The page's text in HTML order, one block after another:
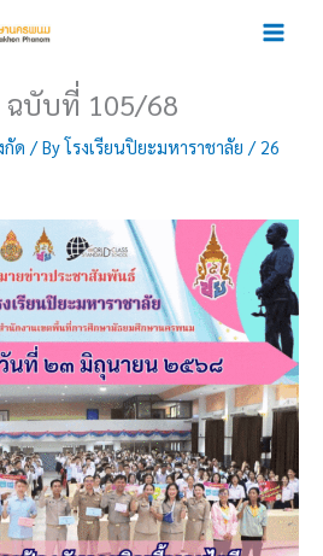
ฉบับที่ 105/68
กัด / Byโรงเรียนปิยะมหาราชาลัย / 26